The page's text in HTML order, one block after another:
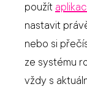
použít
nastavit
nebo si
ze systému
vždy s